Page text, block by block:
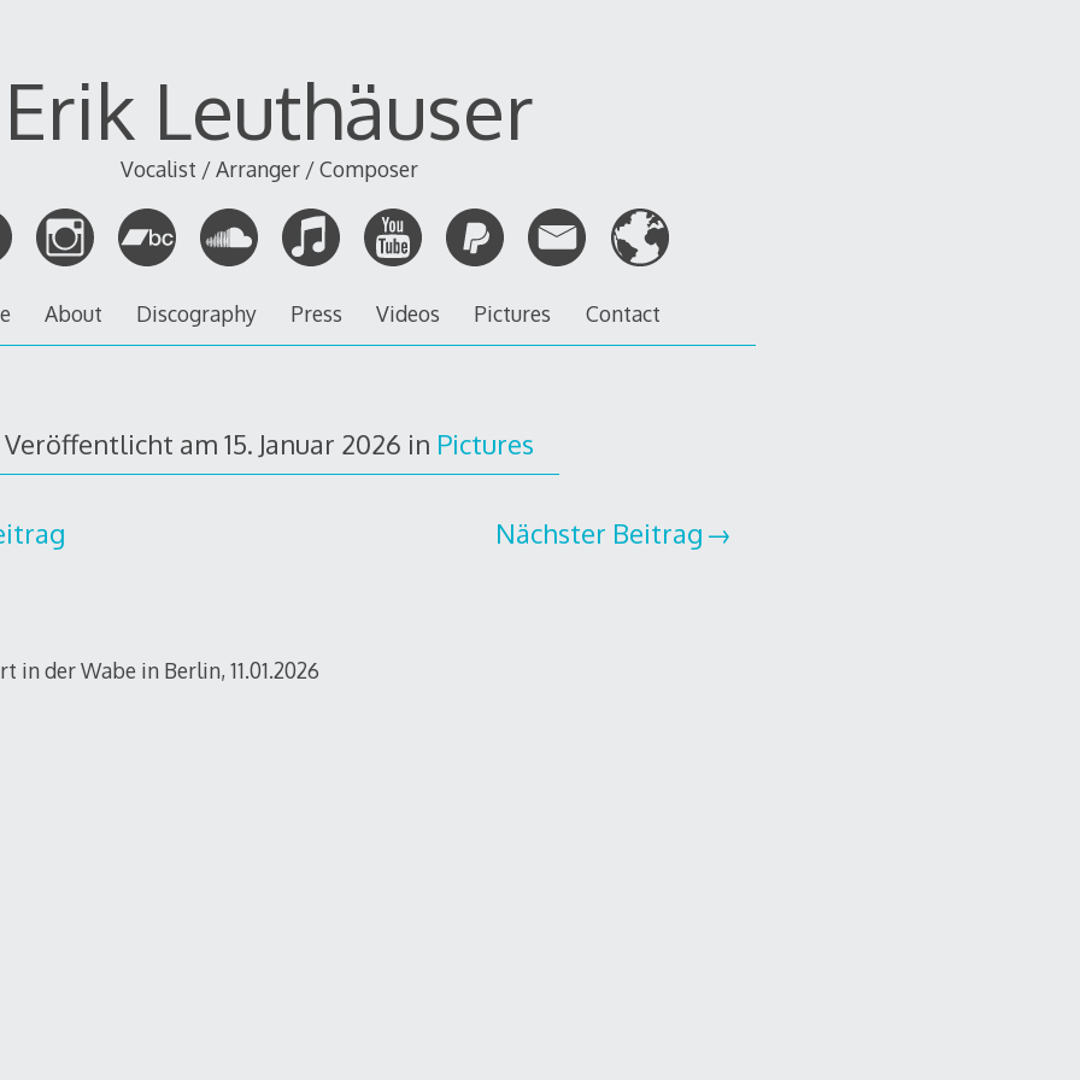
Erik Leuthäuser
Vocalist / Arranger / Composer
About Discography Press Videos Pictures Contact
Veröffentlicht am15. Januar 2026 in Pictures
Nächster Beitrag
in der Wabe in Berlin, 11.01.2026